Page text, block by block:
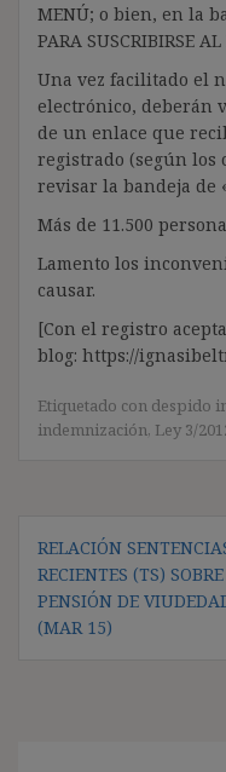
MENÚ; o bien, en la
PARA SUSCRIBIRSE AL
Una vez facilitado el
electrónico, deberán
de un enlace que
registrado (según los
revisar la bandeja de
Más de 11.500
Lamento los
causar.
[Con el registro
blog: https://
Etiquetado con despido
indemnización, Ley 3/
Navegación
de
entradas
RELACIÓN
RECIENTES (TS) SOBRE
PENSIÓN DE
(MAR 15)